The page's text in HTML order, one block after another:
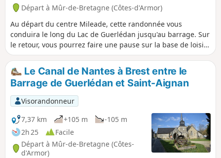
Départ à Mûr-de-Bretagne (Côtes-d'Armor)
Au départ du centre Mileade, cette randonnée vous
conduira le long du Lac de Guerlédan jusqu'au barrage. Sur
le retour, vous pourrez faire une pause sur la base de loisirs
avant de traverser le Bois Cornec.
Le Canal de Nantes à Brest entre le
Barrage de Guerlédan et Saint-Aignan
Visorandonneur
7,37 km
+105 m
-105 m
2h 25
Facile
Départ à Mûr-de-Bretagne (Côtes-
d'Armor)